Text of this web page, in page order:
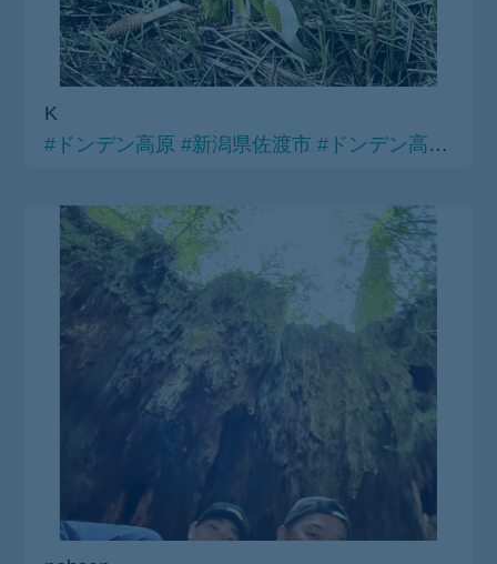
K
#ドンデン高原 #新潟県佐渡市 #ドンデン高原ロッジ